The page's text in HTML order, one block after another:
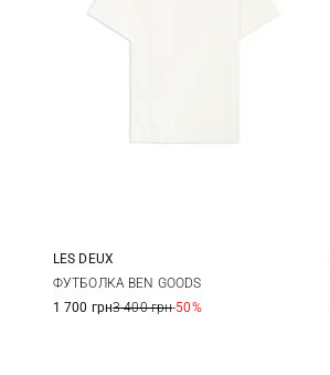
S M
LES DEUX
ФУТБОЛКА BEN GOODS
1 700 грн3 400 грн-50%